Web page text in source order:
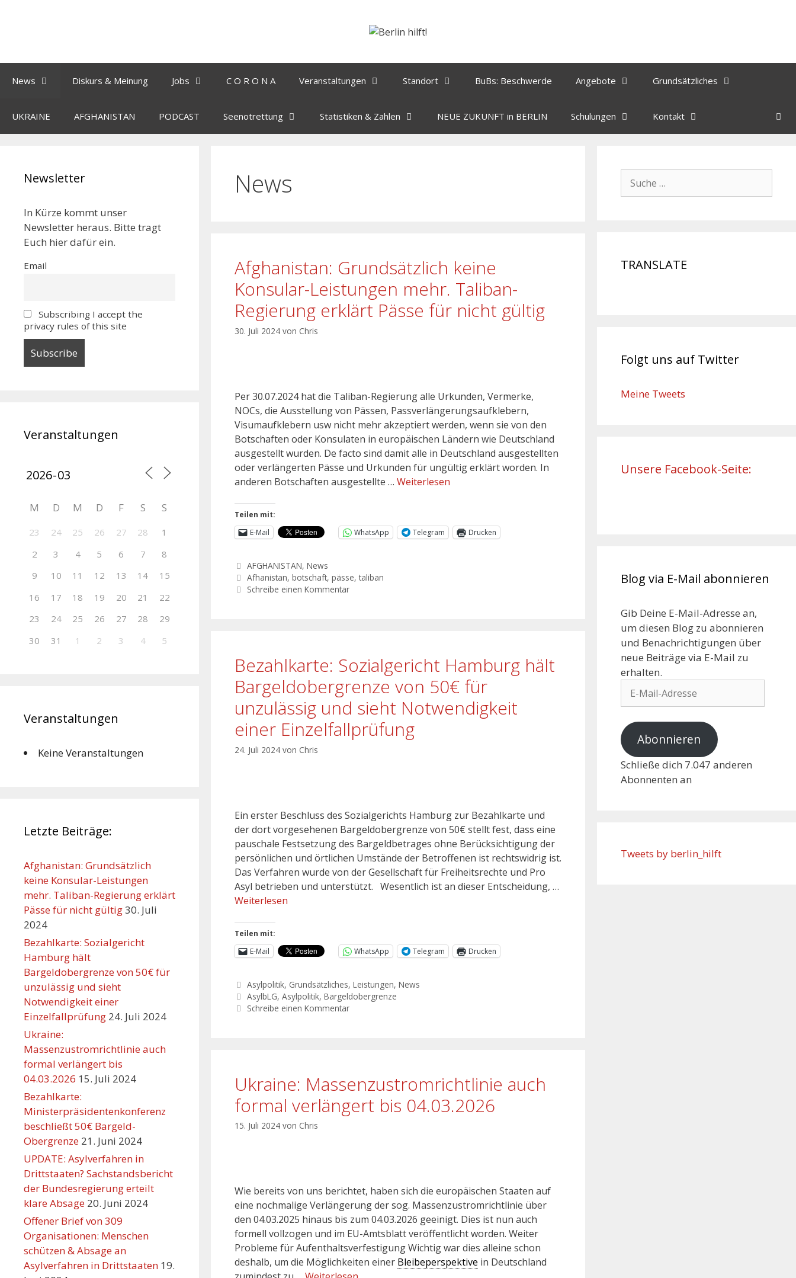
News Diskurs & Meinung Jobs C O R O N A Veranstaltungen Standort BuBs: Beschwerde Angebote Grundsätzliches
UKRAINE AFGHANISTAN PODCAST Seenotrettung Statistiken & Zahlen NEUE ZUKUNFT in BERLIN Schulungen Kontakt
News
Afghanistan: Grundsätzlich keine
Konsular-Leistungen mehr. Taliban-
Regierung erklärt Pässe für nicht gültig
30. Juli 2024 von Chris
Per 30.07.2024 hat die Taliban-Regierung alle Urkunden, Vermerke,
NOCs, die Ausstellung von Pässen, Passverlängerungsaufklebern,
Visumaufklebern usw nicht mehr akzeptiert werden, wenn sie von den
Botschaften oder Konsulaten in europäischen Ländern wie Deutschland
ausgestellt wurden. De facto sind damit alle in Deutschland ausgestellten
oder verlängerten Pässe und Urkunden für ungültig erklärt worden. In
anderen Botschaften ausgestellte … Weiterlesen
Teilen mit:
E-Mail
WhatsApp Telegram Drucken
AFGHANISTAN,News
Afhanistan,botschaft,pässe,taliban
Schreibe einen Kommentar
Bezahlkarte: Sozialgericht Hamburg hält
Bargeldobergrenze von 50€ für
unzulässig und sieht Notwendigkeit
einer Einzelfallprüfung
24. Juli 2024 von Chris
Ein erster Beschluss des Sozialgerichts Hamburg zur Bezahlkarte und
der dort vorgesehenen Bargeldobergrenze von 50€ stellt fest, dass eine
pauschale Festsetzung des Bargeldbetrages ohne Berücksichtigung der
persönlichen und örtlichen Umstände der Betroffenen ist rechtswidrig ist.
Das Verfahren wurde von der Gesellschaft für Freiheitsrechte und Pro
Asyl betrieben und unterstützt. Wesentlich ist an dieser Entscheidung, …
Weiterlesen
Teilen mit:
E-Mail
WhatsApp Telegram Drucken
Asylpolitik, Grundsätzliches,Leistungen,News
AsylbLG,Asylpolitik,Bargeldobergrenze
Schreibe einen Kommentar
Ukraine: Massenzustromrichtlinie auch
formal verlängert bis 04.03.2026
15. Juli 2024 von Chris
Wie bereits von uns berichtet, haben sich die europäischen Staaten auf
eine nochmalige Verlängerung der sog. Massenzustromrichtlinie über
den 04.03.2025 hinaus bis zum 04.03.2026 geeinigt. Dies ist nun auch
formell vollzogen und im EU-Amtsblatt veröffentlicht worden. Weiter
Probleme für Aufenthaltsverfestigung Wichtig war dies alleine schon
deshalb, um die Möglichkeiten einer Bleibeperspektive in Deutschland
Newsletter
In Kürze kommt unser
Newsletter heraus. Bitte tragt
Euch hier dafür ein.
Email
Subscribing I accept the
privacy rules of this site
Veranstaltungen
M D M D F S S
23 24 25 26 27 28
1
2
3 4 5 6 7
8
9
10 11 12 13 14
15
16
17 18 19 20 21
22
23
24 25 26 27 28
29
30
31 1 2 3 4 5
Veranstaltungen
Keine Veranstaltungen
Letzte Beiträge:
Afghanistan: Grundsätzlich
keine Konsular-Leistungen
mehr. Taliban-Regierung erklärt
Pässe für nicht gültig30. Juli
2024
Bezahlkarte: Sozialgericht
Hamburg hält
Bargeldobergrenze von 50€ für
unzulässig und sieht
Notwendigkeit einer
Einzelfallprüfung 24. Juli 2024
Ukraine:
Massenzustromrichtlinie auch
formal verlängert bis
04.03.2026 15. Juli 2024
Bezahlkarte:
Ministerpräsidentenkonferenz
beschließt 50€ Bargeld-
Obergrenze 21. Juni 2024
UPDATE: Asylverfahren in
Drittstaaten? Sachstandsbericht
der Bundesregierung erteilt
klare Absage 20. Juni 2024
Offener Brief von 309
Organisationen: Menschen
schützen & Absage an
Asylverfahren in Drittstaaten 19.
TRANSLATE
Folgt uns auf Twitter
Meine Tweets
Unsere Facebook-Seite:
Blog via E-Mail abonnieren
Gib Deine E-Mail-Adresse an,
um diesen Blog zu abonnieren
und Benachrichtigungen über
neue Beiträge via E-Mail zu
erhalten.
Abonnieren
Schließe dich 7.047 anderen
Abonnenten an
Tweets by berlin_hilft